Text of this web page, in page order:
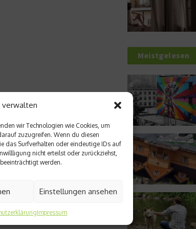
verwalten
wir Technologien wie Cookies, um
zuzugreifen. Wenn du diesen
das Surfverhalten oder eindeutige IDs auf
nicht erteilst oder zurückziehst,
werden.
Einstellungen ansehen
Impressum
Meistgelesen